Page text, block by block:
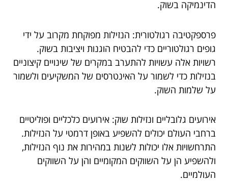
הדינמיקה בשוק.
פרספקטיבה רגולטורית: הנזילות מפוקחת מקרוב על ידי
גופים רגולטוריים כדי להבטיח הוגנות ויציבות בשוק.
רשויות אלה עשויות להתערב במקרים של שינויים קיצוניים
בנזילות כדי לשמור על האינטרסים של המשקיעים ולשמור
על שלמות השוק.
אירועים גלובליים ונזילות שוק: אירועים כלכליים ופוליטיים
ברחבי העולם יכולים להשפיע באופן דרמטי על הנזילות.
התרחשויות אלו יכולות לשנות במהירות את נוף הנזילות,
ולהשפיע הן על השווקים המקומיים והן על השווקים
העולמיים.